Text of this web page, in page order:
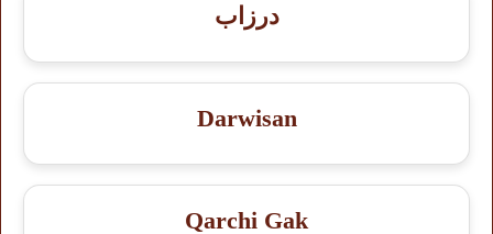
درزاب
Darwisan
Qarchi Gak